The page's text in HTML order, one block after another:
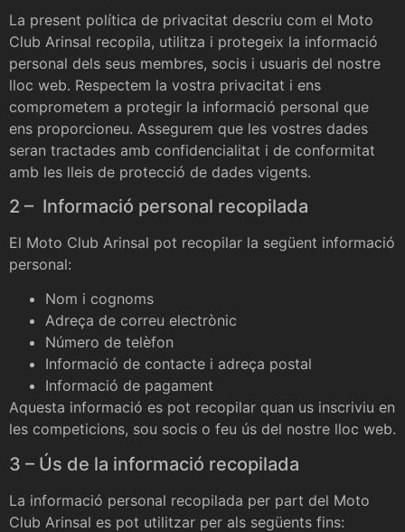
La present política de privacitat descriu com el Moto
Club Arinsal recopila, utilitza i protegeix la informació
personal dels seus membres, socis i usuaris del nostre
lloc web. Respectem la vostra privacitat i ens
comprometem a protegir la informació personal que
ens proporcioneu. Assegurem que les vostres dades
seran tractades amb confidencialitat i de conformitat
amb les lleis de protecció de dades vigents.
2 – Informació personal recopilada
El Moto Club Arinsal pot recopilar la següent informació
personal:
Nom i cognoms
Adreça de correu electrònic
Número de telèfon
Informació de contacte i adreça postal
Informació de pagament
Aquesta informació es pot recopilar quan us inscriviu en
les competicions, sou socis o feu ús del nostre lloc web.
3 – Ús de la informació recopilada
La informació personal recopilada per part del Moto
Club Arinsal es pot utilitzar per als següents fins: